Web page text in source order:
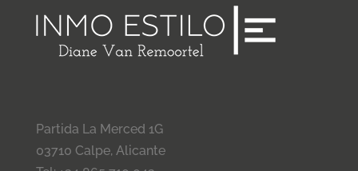
Partida La Merced 1G
03710 Calpe, Alicante